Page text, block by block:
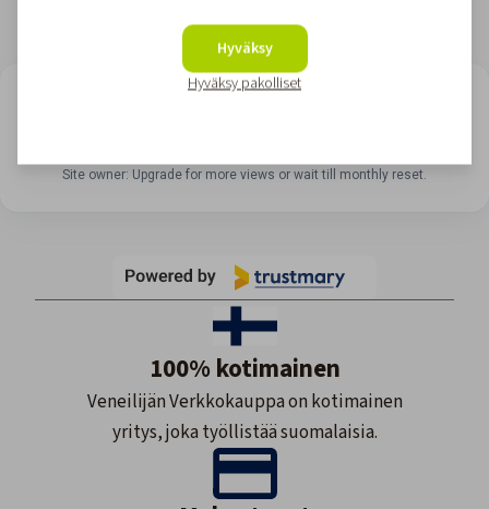
Site owner: Upgrade for more views or wait till monthly reset.
100% kotimainen
Veneilijän Verkkokauppa on kotimainen
yritys, joka työllistää suomalaisia.
Hyväksy
Hyväksy pakolliset